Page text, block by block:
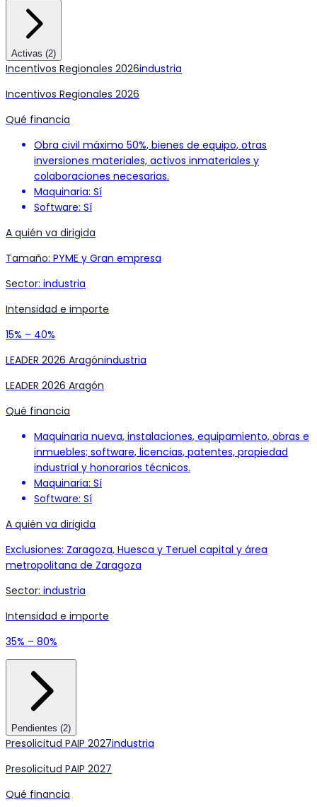
Activas (2)
Incentivos Regionales 2026industria
Incentivos Regionales 2026
Qué financia
Obra civil máximo 50%, bienes de equipo, otras
inversiones materiales, activos inmateriales y
colaboraciones necesarias.
Maquinaria: Sí
Software: Sí
A quién va dirigida
Tamaño: PYME y Gran empresa
Sector: industria
Intensidad e importe
15% – 40%
LEADER 2026 Aragónindustria
LEADER 2026 Aragón
Qué financia
Maquinaria nueva, instalaciones, equipamiento, obras e
inmuebles; software, licencias, patentes, propiedad
industrial y honorarios técnicos.
Maquinaria: Sí
Software: Sí
A quién va dirigida
Exclusiones: Zaragoza, Huesca y Teruel capital y área
metropolitana de Zaragoza
Sector: industria
Intensidad e importe
35% – 80%
Pendientes (2)
Presolicitud PAIP 2027industria
Presolicitud PAIP 2027
Qué financia